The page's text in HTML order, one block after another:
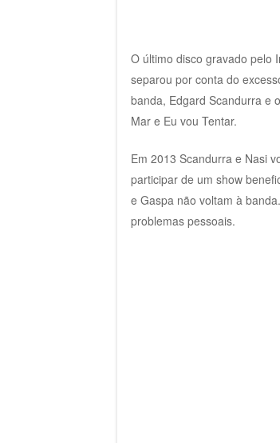
O último disco gravado pelo
separou por conta do
banda, Edgard Scandurra e
Mar e Eu vou Tentar.
Em 2013 Scandurra e Nasi
participar de um show
e Gaspa não voltam à
problemas pessoais.